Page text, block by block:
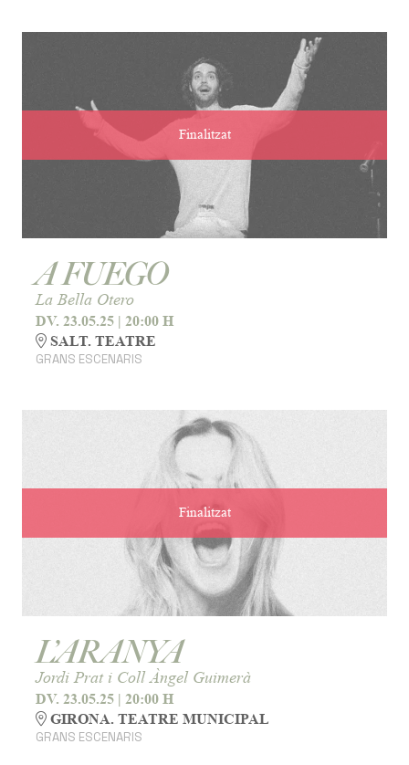
Finalitzat
A FUEGO
La Bella Otero
DV. 23.05.25 | 20:00 H
SALT. TEATRE
GRANS ESCENARIS
Finalitzat
L’ARANYA
Jordi Prat i Coll Àngel Guimerà
DV. 23.05.25 | 20:00 H
GIRONA. TEATRE MUNICIPAL
GRANS ESCENARIS